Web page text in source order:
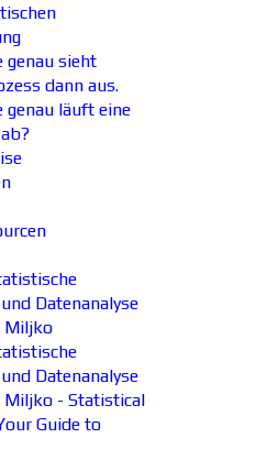
genau sieht
dann aus.
genau läuft eine
Datenanalyse
Miljko
Datenanalyse
Miljko - Statistical
Guide to